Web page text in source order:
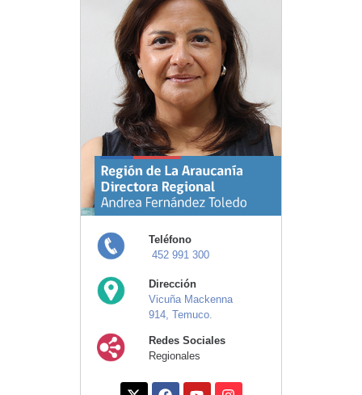
Teléfono
452 991 300
Dirección
Vicuña Mackenna
914, Temuco.
Redes Sociales
Regionales